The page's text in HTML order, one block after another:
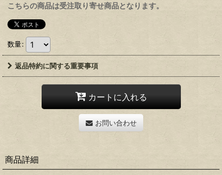
こちらの商品は受注取り寄せ商品となります。
数量:
返品特約に関する重要事項
カートに入れる
お問い合わせ
商品詳細